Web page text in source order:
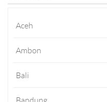
Aceh
Ambon
Bali
Bandung